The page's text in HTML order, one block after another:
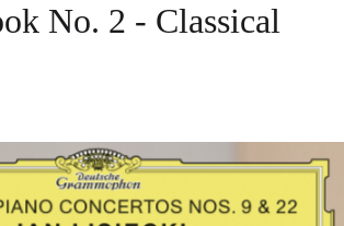
No. 2 - Classical